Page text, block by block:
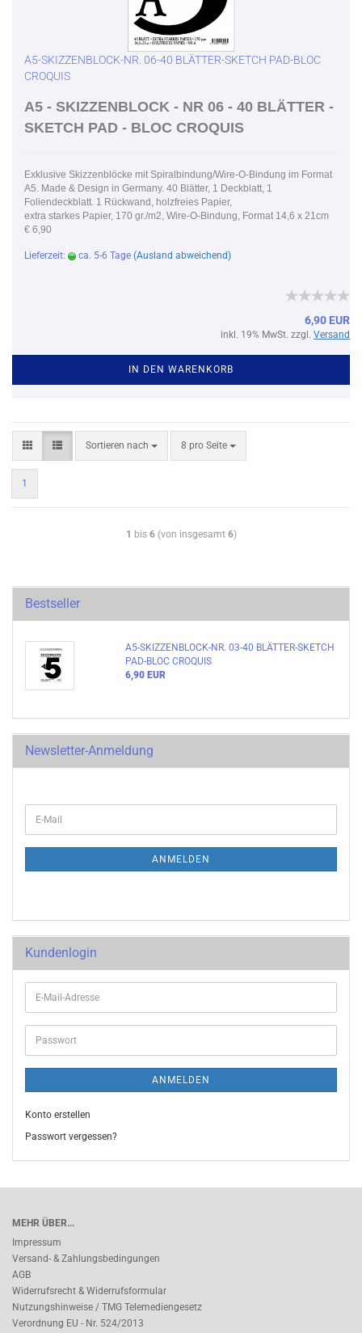
A5-SKIZZENBLOCK-NR. 06-40 BLÄTTER-SKETCH PAD-BLOC
CROQUIS
A5 - SKIZZENBLOCK - NR 06 - 40 BLÄTTER -
SKETCH PAD - BLOC CROQUIS
Exklusive Skizzenblöcke mit Spiralbindung/Wire-O-Bindung im Format
A5. Made & Design in Germany. 40 Blätter, 1 Deckblatt, 1
Foliendeckblatt. 1 Rückwand, holzfreies Papier,
extra starkes Papier, 170 gr./m2, Wire-O-Bindung, Format 14,6 x 21cm
€ 6,90
Lieferzeit: ca. 5-6 Tage (Ausland abweichend)
6,90 EUR
inkl. 19% MwSt. zzgl. Versand
IN DEN WARENKORB
Sortieren nach 8 pro Seite
1
1 bis 6(von insgesamt 6)
Bestseller
A5-SKIZZENBLOCK-NR. 03-40 BLÄTTER-SKETCH
PAD-BLOC CROQUIS
6,90 EUR
Newsletter-Anmeldung
ANMELDEN
Kundenlogin
ANMELDEN
Konto erstellen
Passwort vergessen?
MEHR ÜBER...
Impressum
Versand- & Zahlungsbedingungen
AGB
Widerrufsrecht & Widerrufsformular
Nutzungshinweise / TMG Telemediengesetz
Verordnung EU - Nr. 524/2013